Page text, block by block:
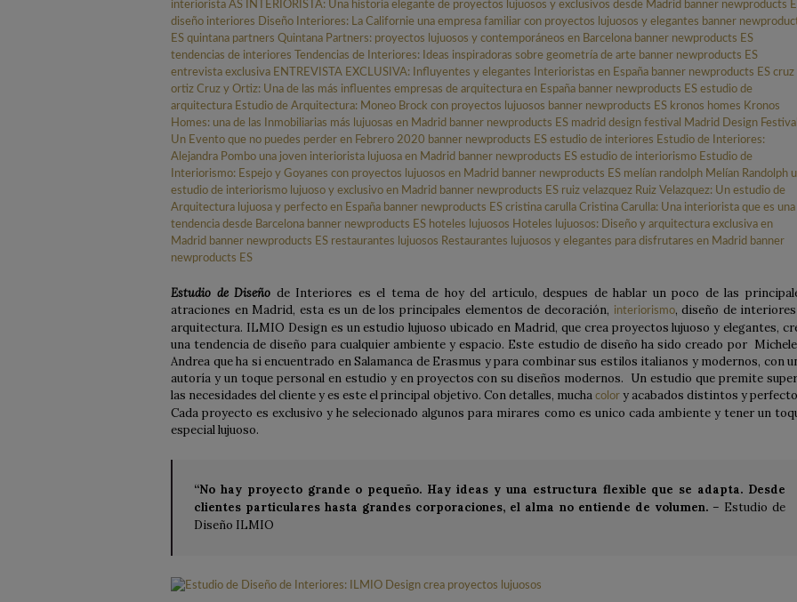
Estudio de Diseño de Interiores es el tema de hoy del articulo, despues de hablar un poco de las
atraciones en Madrid, esta es un de los principales elementos de decoración, interiorismo, diseño de
arquitectura. ILMIO Design es un estudio lujuoso ubicado en Madrid, que crea proyectos lujuoso y elegantes,
una tendencia de diseño para cualquier ambiente y espacio. Este estudio de diseño ha sido creado por
Andrea que ha si encuentrado en Salamanca de Erasmus y para combinar sus estilos italianos y modernos, con
autoría y un toque personal en estudio y en proyectos con su diseños modernos. Un estudio que premite
las necesidades del cliente y es este el principal objetivo. Con detalles, mucha colory acabados distintos y
Cada proyecto es exclusivo y he selecionado algunos para mirares como es unico cada ambiente y tener un
especial lujuoso.
“No hay proyecto grande o pequeño. Hay ideas y una estructura flexible que se adapta. Desde
clientes particulares hasta grandes corporaciones, el alma no entiende de volumen. – Estudio de
Diseño ILMIO